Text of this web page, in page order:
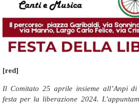
[red]
Il Comitato 25 aprile insieme all’Anpi
festa per la liberazione 2024.